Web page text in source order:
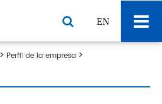
EN
Perfil de la empresa